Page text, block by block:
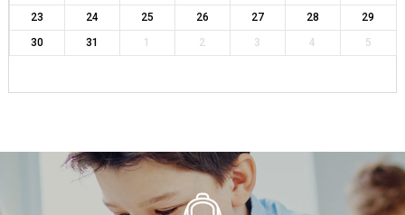
23
24 25 26 27 28
29
30
31 1 2 3 4 5